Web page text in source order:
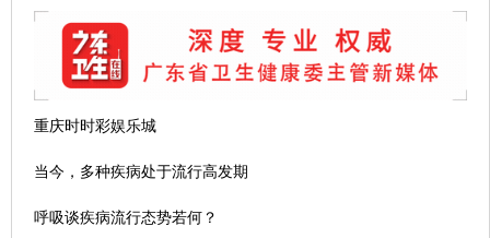
重庆时时彩娱乐城
当今，多种疾病处于流行高发期
呼吸谈疾病流行态势若何？